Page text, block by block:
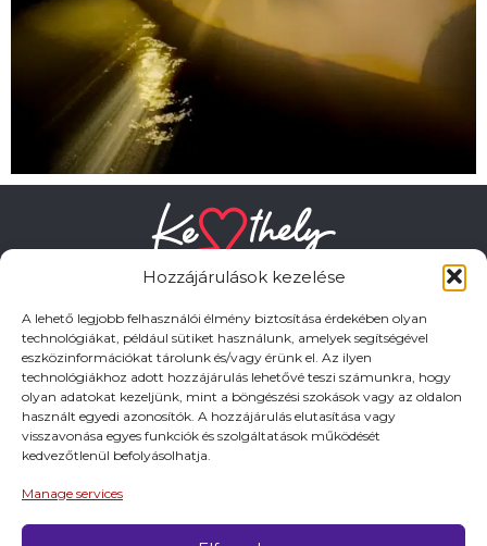
Hozzájárulások kezelése
A lehető legjobb felhasználói élmény biztosítása érdekében olyan
technológiákat, például sütiket használunk, amelyek segítségével
eszközinformációkat tárolunk és/vagy érünk el. Az ilyen
technológiákhoz adott hozzájárulás lehetővé teszi számunkra, hogy
olyan adatokat kezeljünk, mint a böngészési szokások vagy az oldalon
használt egyedi azonosítók. A hozzájárulás elutasítása vagy
visszavonása egyes funkciók és szolgáltatások működését
kedvezőtlenül befolyásolhatja.
Manage services
HASZNOS LINKEK
Adatkezelési tájékoztató
Impresszum